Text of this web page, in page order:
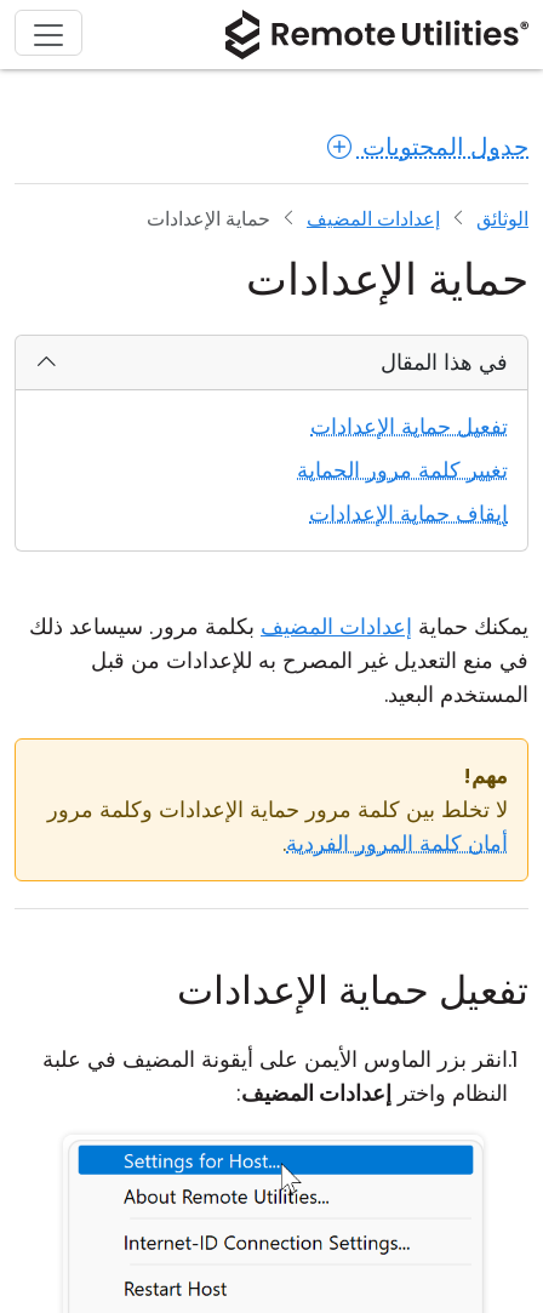
جدول المحتويات
الوثائق إعدادات المضيف حماية الإعدادات
حماية الإعدادات
في هذا المقال
تفعيل حماية الإعدادات
تغيير كلمة مرور الحماية
إيقاف حماية الإعدادات
يمكنك حماية إعدادات المضيف بكلمة مرور. سيساعد ذلك
في منع التعديل غير المصرح به للإعدادات من قبل
المستخدم البعيد.
مهم!
لا تخلط بين كلمة مرور حماية الإعدادات وكلمة مرور
أمان كلمة المرور الفردية.
تفعيل حماية الإعدادات
انقر بزر الماوس الأيمن على أيقونة المضيف في علبة
النظام واختر إعدادات المضيف: